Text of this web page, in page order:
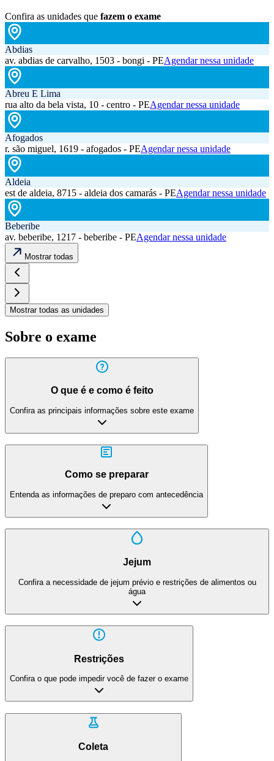
Confira as unidades que fazem o exame
Abdias
av. abdias de carvalho, 1503 - bongi - PEAgendar nessa unidade
Abreu E Lima
rua alto da bela vista, 10 - centro - PEAgendar nessa unidade
Afogados
r. são miguel, 1619 - afogados - PEAgendar nessa unidade
Aldeia
est de aldeia, 8715 - aldeia dos camarás - PEAgendar nessa unidade
Beberibe
av. beberibe, 1217 - beberibe - PEAgendar nessa unidade
Mostrar todas
Mostrar todas as unidades
Sobre o exame
O que é e como é feito
Confira as principais informações sobre este exame
Como se preparar
Entenda as informações de preparo com antecedência
Jejum
Confira a necessidade de jejum prévio e restrições de alimentos ou
água
Restrições
Confira o que pode impedir você de fazer o exame
Coleta